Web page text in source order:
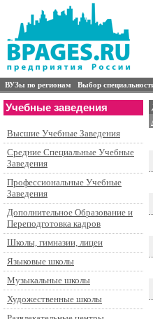
ВУЗы по регионам Выбор
Учебные заведения
Высшие Учебные Заведения
Средние Специальные Учебные
Заведения
Профессиональные Учебные
Заведения
Дополнительное Образование и
Переподготовка кадров
Школы, гимназии, лицеи
Языковые школы
Музыкальные школы
Художественные школы